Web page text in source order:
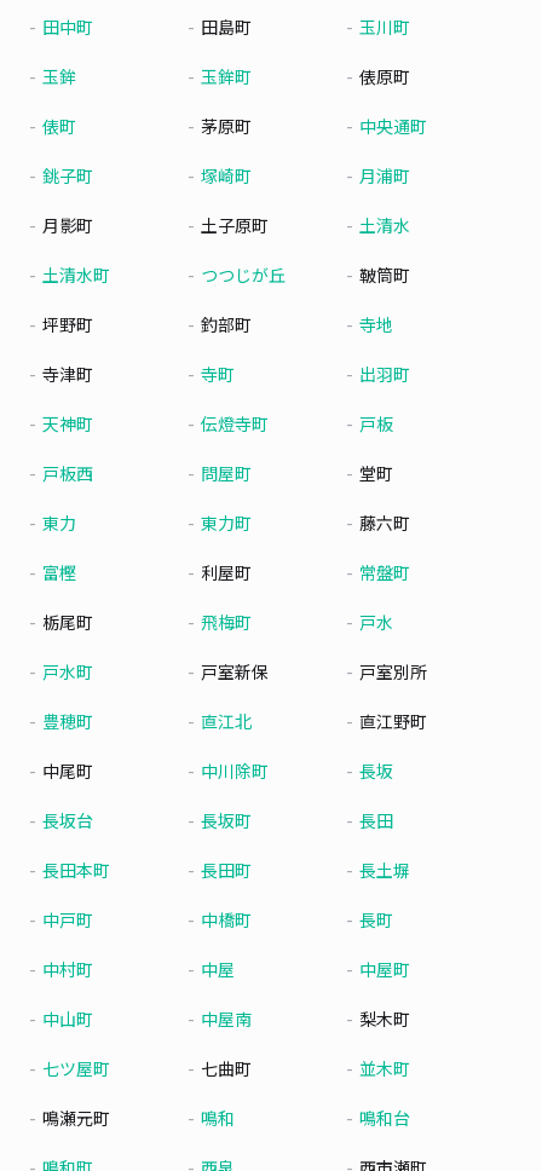
田中町 田島町 玉川町
玉鉾 玉鉾町 俵原町
俵町 茅原町 中央通町
銚子町 塚崎町 月浦町
月影町 土子原町 土清水
土清水町 つつじが丘 鞁筒町
坪野町 釣部町 寺地
寺津町 寺町 出羽町
天神町 伝燈寺町 戸板
戸板西 問屋町 堂町
東力 東力町 藤六町
富樫 利屋町 常盤町
栃尾町 飛梅町 戸水
戸水町 戸室新保 戸室別所
豊穂町 直江北 直江野町
中尾町 中川除町 長坂
長坂台 長坂町 長田
長田本町 長田町 長土塀
中戸町 中橋町 長町
中村町 中屋 中屋町
中山町 中屋南 梨木町
七ツ屋町 七曲町 並木町
鳴瀬元町 鳴和 鳴和台